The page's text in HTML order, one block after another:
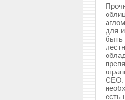
для
быть
СЕО.
есть